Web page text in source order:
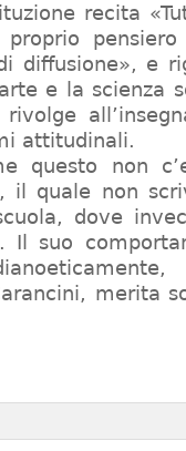
recita
proprio
diffusione», e
e la scienza
attitudinali.
questo non
il quale non
dove
Il suo
merita